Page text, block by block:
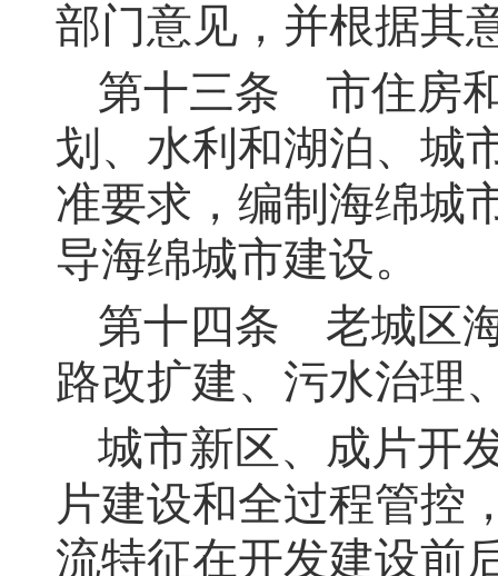
部门意见，并根据其
第十三条 市住房
划、水利和湖泊、城
准要求，编制海绵城
导海绵城市建设。
第十四条 老城区
路改扩建、污水治理
城市新区、成片开
片建设和全过程管控
流特征在开发建设前